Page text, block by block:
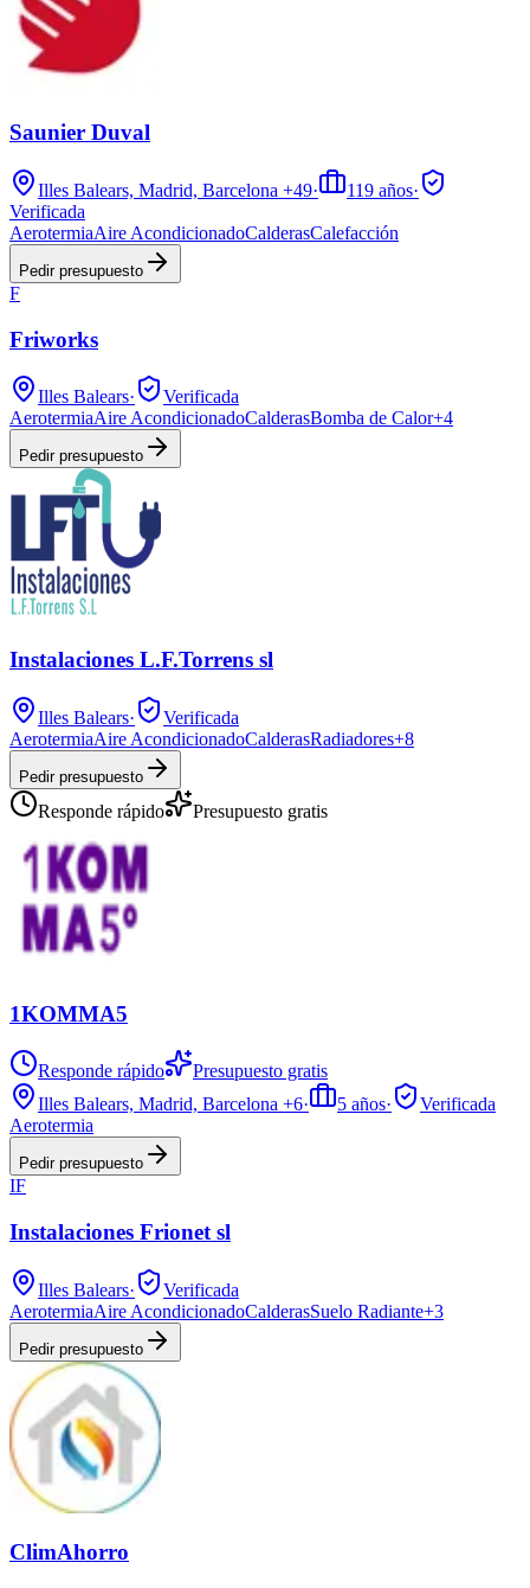
Saunier Duval
Illes Balears, Madrid, Barcelona +49· 119 años·
Verificada
AerotermiaAire AcondicionadoCalderasCalefacción
Pedir presupuesto
F
Friworks
Illes Balears·
Verificada
AerotermiaAire AcondicionadoCalderasBomba de Calor+4
Pedir presupuesto
Instalaciones L.F.Torrens sl
Illes Balears·
Verificada
AerotermiaAire AcondicionadoCalderasRadiadores+8
Pedir presupuesto
Responde rápido Presupuesto gratis
1KOMMA5
Responde rápido
Presupuesto gratis
Illes Balears, Madrid, Barcelona +6· 5 años·
Verificada
Aerotermia
Pedir presupuesto
IF
Instalaciones Frionet sl
Illes Balears·
Verificada
AerotermiaAire AcondicionadoCalderasSuelo Radiante+3
Pedir presupuesto
ClimAhorro